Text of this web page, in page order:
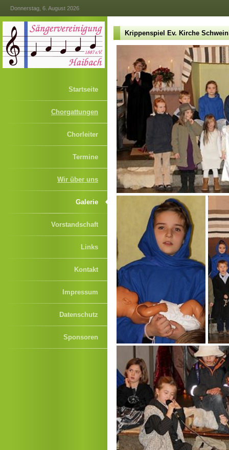
Donnerstag, 6. August 2026
Startseite
Chorgattungen
Chorleiter
Termine
Wir über uns
Galerie
Vorstandschaft
Links
Kontakt
Impressum
Datenschutz
Sponsoren
Krippenspiel Ev. Kirche